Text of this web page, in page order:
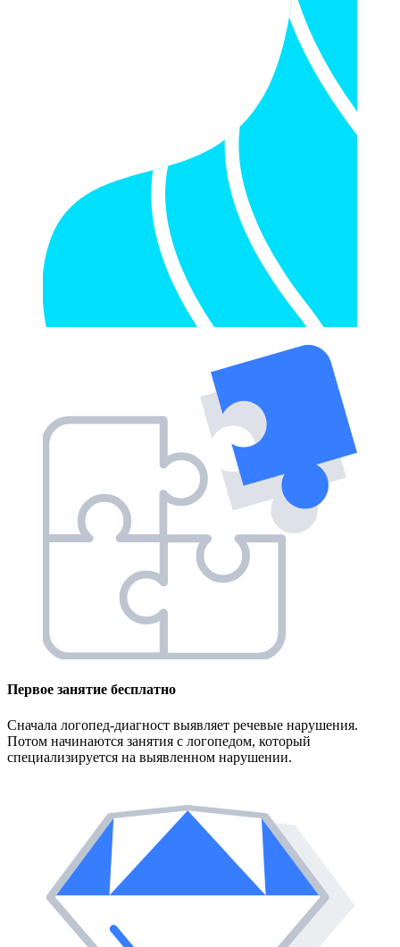
Первое занятие бесплатно
Сначала логопед-диагност выявляет речевые нарушения.
Потом начинаются занятия с логопедом, который
специализируется на выявленном нарушении.